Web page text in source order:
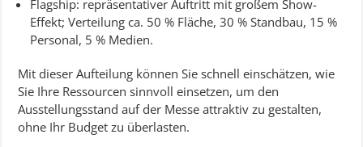
Flagship: repräsentativer Auftritt mit großem Show-
Effekt; Verteilung ca. 50 % Fläche, 30 % Standbau, 15 %
Personal, 5 % Medien.
Mit dieser Aufteilung können Sie schnell einschätzen, wie
Sie Ihre Ressourcen sinnvoll einsetzen, um den
Ausstellungsstand auf der Messe attraktiv zu gestalten,
ohne Ihr Budget zu überlasten.